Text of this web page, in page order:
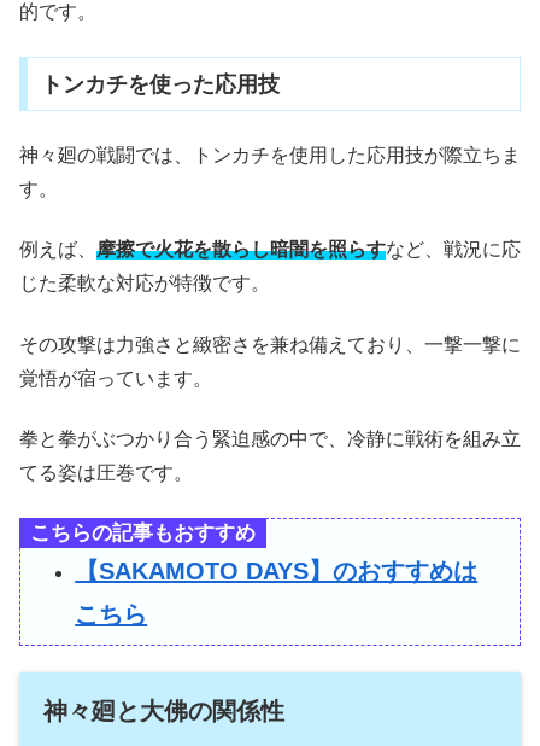
的です。
トンカチを使った応用技
神々廻の戦闘では、トンカチを使用した応用技が際立ちま
す。
例えば、 摩擦で火花を散らし暗闇を照らすなど、戦況に応
じた柔軟な対応が特徴です。
その攻撃は力強さと緻密さを兼ね備えており、一撃一撃に
覚悟が宿っています。
拳と拳がぶつかり合う緊迫感の中で、冷静に戦術を組み立
てる姿は圧巻です。
こちらの記事もおすすめ
【SAKAMOTO DAYS】のおすすめは
こちら
神々廻と大佛の関係性